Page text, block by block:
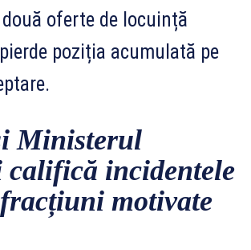
oferte de locuință
poziția acumulată pe
Ministerul
califică incidentele
motivate